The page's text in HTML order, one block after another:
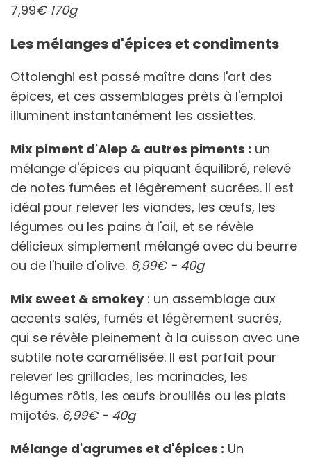
7,99€ 170g
Les mélanges d'épices et condiments
Ottolenghi est passé maître dans l'art des
épices, et ces assemblages prêts à l'emploi
illuminent instantanément les assiettes.
Mix piment d'Alep & autres piments : un
mélange d'épices au piquant équilibré, relevé
de notes fumées et légèrement sucrées. Il est
idéal pour relever les viandes, les œufs, les
légumes ou les pains à l'ail, et se révèle
délicieux simplement mélangé avec du beurre
ou de l'huile d'olive. 6,99€ - 40g
Mix sweet & smokey: un assemblage aux
accents salés, fumés et légèrement sucrés,
qui se révèle pleinement à la cuisson avec une
subtile note caramélisée. Il est parfait pour
relever les grillades, les marinades, les
légumes rôtis, les œufs brouillés ou les plats
mijotés. 6,99€ - 40g
Mélange d'agrumes et d'épices : Un